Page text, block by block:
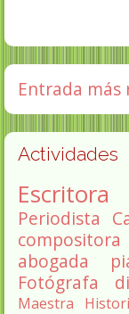
Entrada más
Actividades
Escritora
Periodista
compositora
abogada
Fotógrafa
Maestra